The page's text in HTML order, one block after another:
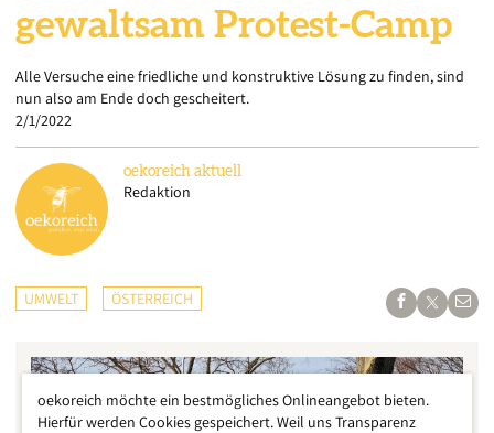
gewaltsam Protest-Camp
Alle Versuche eine friedliche und konstruktive Lösung zu finden, sind
nun also am Ende doch gescheitert.
2/1/2022
oekoreich aktuell
Redaktion
UMWELT ÖSTERREICH
oekoreich möchte ein bestmögliches Onlineangebot bieten.
Hierfür werden Cookies gespeichert. Weil uns Transparenz